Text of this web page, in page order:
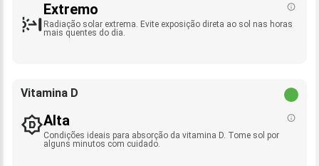
Extremo
Radiação solar extrema. Evite exposição direta ao sol nas horas
mais quentes do dia.
Vitamina D
Alta
Condições ideais para absorção da vitamina D. Tome sol por
alguns minutos com cuidado.